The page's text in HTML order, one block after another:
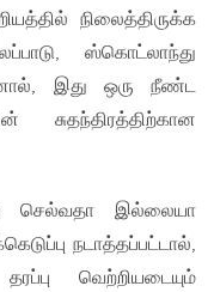
நிலைத்திருக்க
ஸ்கொட்லாந்து
இது ஒரு நீண்ட
செல்வதா இல்லையா
நடாத்தப்பட்டால்,
வெற்றியடையும்